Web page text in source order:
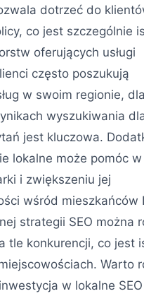
dotrzeć do
co jest szczególnie
oferujących usługi
często poszukują
w swoim regionie,
wyszukiwania
jest kluczowa.
lokalne może pomóc w
i zwiększeniu jej
wśród mieszkańców
strategii SEO można
tle konkurencji, co jest
Warto
w lokalne